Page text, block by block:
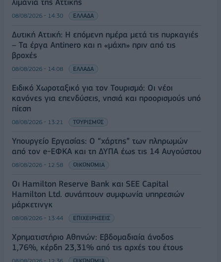
λιμάνια της Αττικής
08/08/2026 - 14:30 ΕΛΛΑΔΑ
Δυτική Αττική: Η επόμενη ημέρα μετά τις πυρκαγιές
– Τα έργα Antinero και η «μάχη» πριν από τις
βροχές
08/08/2026 - 14:08 ΕΛΛΑΔΑ
Ειδικό Χωροταξικό για τον Τουρισμό: Οι νέοι
κανόνες για επενδύσεις, νησιά και προορισμούς υπό
πίεση
08/08/2026 - 13:21 ΤΟΥΡΙΣΜΟΣ
Υπουργείο Εργασίας: Ο “χάρτης” των πληρωμών
από τον e-ΕΦΚΑ και τη ΔΥΠΑ έως τις 14 Αυγούστου
08/08/2026 - 12:58 ΟΙΚΟΝΟΜΙΑ
Οι Hamilton Reserve Bank και SEE Capital
Hamilton Ltd. συνάπτουν συμφωνία υπηρεσιών
μάρκετινγκ
08/08/2026 - 13:44 ΕΠΙΧΕΙΡΗΣΕΙΣ
Χρηματιστήριο Αθηνών: Εβδομαδιαία άνοδος
1,76%, κέρδη 23,31% από τις αρχές του έτους